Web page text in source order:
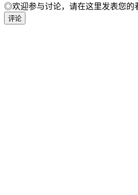
◎欢迎参与讨论，请在这里发表您的